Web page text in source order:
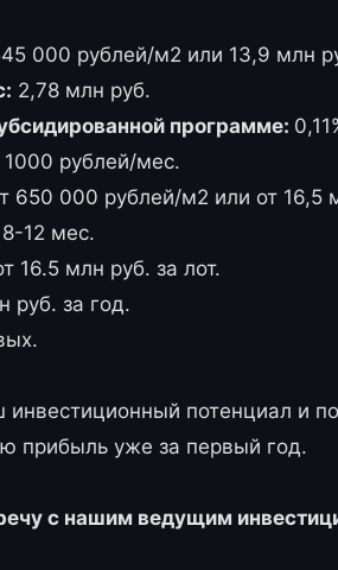
000 рублей/м2 или 13,9 млн
2,78 млн руб.
программе:
1000 рублей/мес.
650 000 рублей/м2 или от 16,5
8-12 мес.
16.5 млн руб. за лот.
руб. за год.
потенциал и
прибыль уже за первый год.
с нашим ведущим